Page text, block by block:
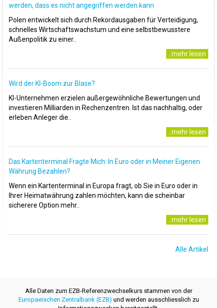
werden, dass es nicht angegriffen werden kann
Polen entwickelt sich durch Rekordausgaben für Verteidigung,
schnelles Wirtschaftswachstum und eine selbstbewusstere
Außenpolitik zu einer..
..mehr lesen
Wird der KI-Boom zur Blase?
KI-Unternehmen erzielen außergewöhnliche Bewertungen und
investieren Milliarden in Rechenzentren. Ist das nachhaltig, oder
erleben Anleger die..
..mehr lesen
Das Kartenterminal Fragte Mich: In Euro oder in Meiner Eigenen
Währung Bezahlen?
Wenn ein Kartenterminal in Europa fragt, ob Sie in Euro oder in
Ihrer Heimatwährung zahlen möchten, kann die scheinbar
sicherere Option mehr..
..mehr lesen
Alle Artikel
Alle Daten zum EZB-Referenzwechselkurs stammen von der
Europaeischen Zentralbank (EZB) und werden ausschliesslich zu